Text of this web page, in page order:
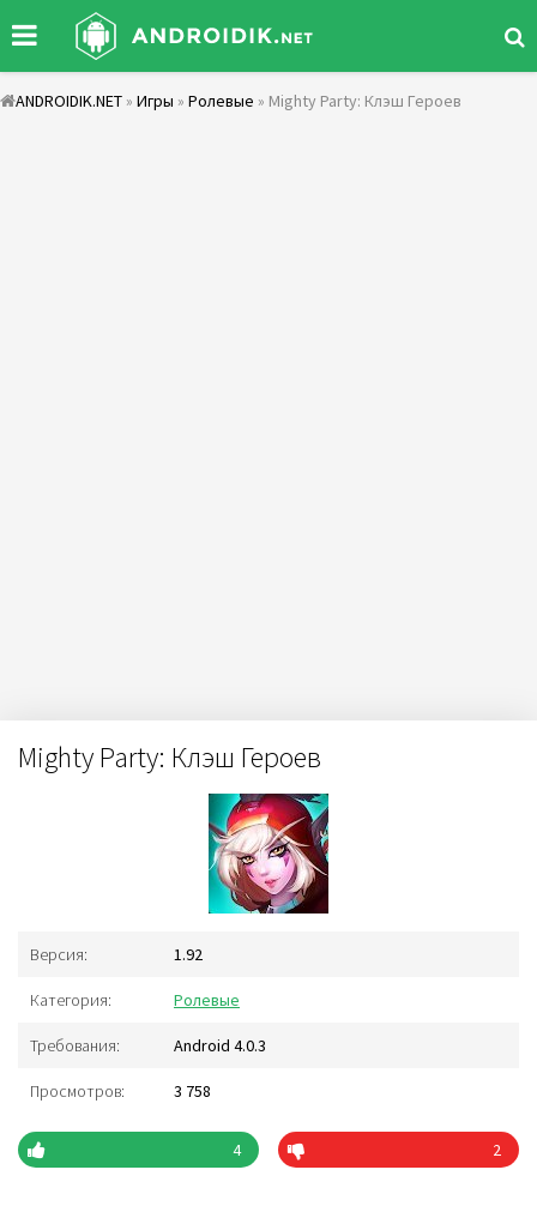
ANDROIDIK.NET » Игры » Ролевые » Mighty Party: Клэш Героев
Mighty Party: Клэш Героев
Версия: 1.92
Категория: Ролевые
Требования: Android 4.0.3
Просмотров: 3 758
4 2